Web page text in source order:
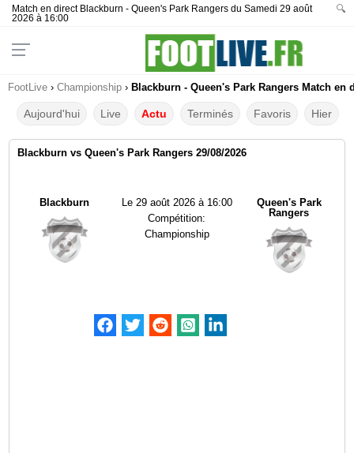
Match en direct Blackburn - Queen's Park Rangers du Samedi 29 août
2026 à 16:00
🔍
FootLive › Championship › Blackburn - Queen's Park Rangers Match en
Aujourd'hui Live Actu Terminés Favoris Hier
Blackburn vs Queen's Park Rangers 29/08/2026
Blackburn Le 29 août 2026 à 16:00
Compétition:
Championship
Queen's Park
Rangers